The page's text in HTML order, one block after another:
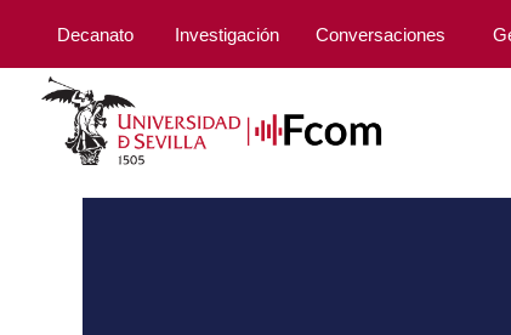
Decanato Investigación Conversaciones